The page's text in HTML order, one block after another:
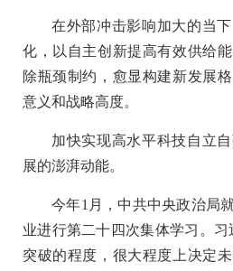
在外部冲击影响加大的当
化，以自主创新提高有效供给
除瓶颈制约，愈显构建新发展
意义和战略高度。
加快实现高水平科技自立
展的澎湃动能。
今年1月，中共中央政治局
业进行第二十四次集体学习。
突破的程度，很大程度上决定